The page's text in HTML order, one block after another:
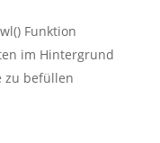
Funktion
im Hintergrund
zu befüllen